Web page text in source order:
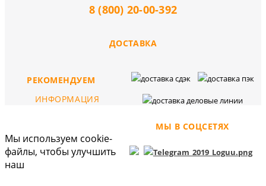
8 (800) 20-00-392
ДОСТАВКА
МЫ В СОЦСЕТЯХ
РЕКОМЕНДУЕМ
ИНФОРМАЦИЯ
Мы используем cookie-
файлы, чтобы улучшить
наш